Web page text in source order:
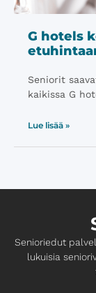
G hotels
Seniorit
kaikissa G
Lue lisää »
Senioriedut
lukuisia